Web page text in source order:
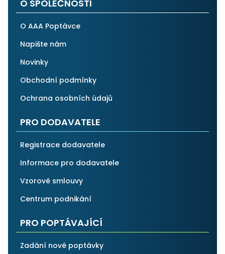
O SPOLEČNOSTI
O AAA Poptávce
Napište nám
Novinky
Obchodní podmínky
Ochrana osobních údajů
PRO DODAVATELE
Registrace dodavatele
Informace pro dodavatele
Vzorové smlouvy
Centrum podnikání
PRO POPTÁVAJÍCÍ
Zadání nové poptávky